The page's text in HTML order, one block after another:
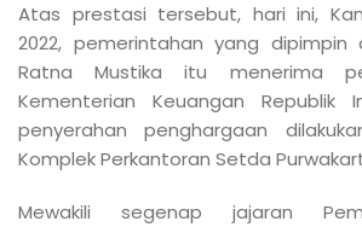
Atas prestasi tersebut, hari ini,
2022, pemerintahan yang dipimpin
Ratna Mustika itu menerima
Kementerian Keuangan Republik
penyerahan penghargaan
Komplek Perkantoran Setda
Mewakili segenap jajaran